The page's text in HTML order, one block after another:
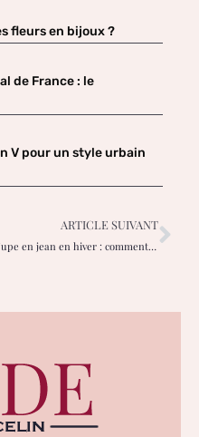
fleurs en bijoux ?
de France : le
V pour un style urbain
ARTICLE SUIVANT
Jupe en jean en hiver : comment la porter sans avoir froid